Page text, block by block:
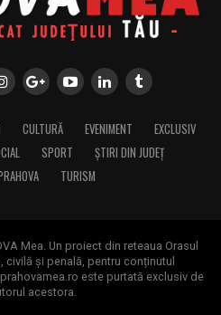
CULTURĂ EVENIMENT
EXCLUSIV
SPORT
ȘTIRI DIN JUDEȚ
TURISM
Mea. Un proiect din reteaua Orasul
civilă și penală, pentru conținutul
este purtată exclusiv de
acestora.